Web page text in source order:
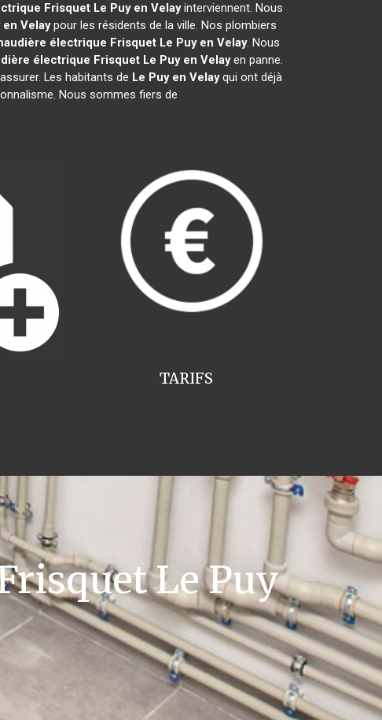
Frisquet Le Puy en Velayinterviennent. Nous
en Velaypour les résidents de la ville. Nos plombiers
électrique Frisquet Le Puy en Velay. Nous
électrique Frisquet Le Puy en Velayen panne.
Les habitants de Le Puy en Velayqui ont déjà
Nous sommes fiers de
TARIFS
Le Puy